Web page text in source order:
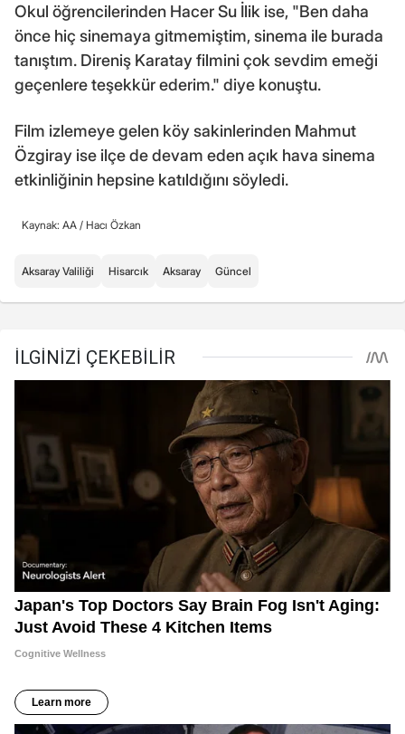
Okul öğrencilerinden Hacer Su İlik ise, "Ben daha
önce hiç sinemaya gitmemiştim, sinema ile burada
tanıştım. Direniş Karatay filmini çok sevdim emeği
geçenlere teşekkür ederim." diye konuştu.
Film izlemeye gelen köy sakinlerinden Mahmut
Özgiray ise ilçe de devam eden açık hava sinema
etkinliğinin hepsine katıldığını söyledi.
Kaynak: AA / Hacı Özkan
Aksaray Valiliği Hisarcık Aksaray Güncel